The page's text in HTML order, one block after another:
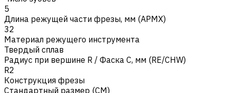
5
Длина режущей части фрезы, мм (APMX)
32
Материал режущего инструмента
Твердый сплав
Радиус при вершине R / Фаска C, мм (RE/CHW)
R2
Конструкция фрезы
Стандартный размер (CM)